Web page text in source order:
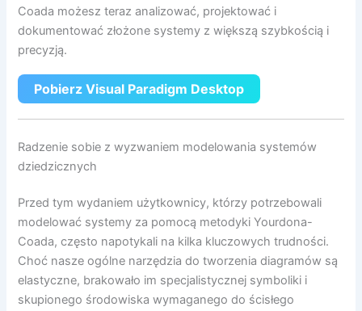
Coada możesz teraz analizować, projektować i
dokumentować złożone systemy z większą szybkością i
precyzją.
Pobierz Visual Paradigm Desktop
Radzenie sobie z wyzwaniem modelowania systemów
dziedzicznych
Przed tym wydaniem użytkownicy, którzy potrzebowali
modelować systemy za pomocą metodyki Yourdona-
Coada, często napotykali na kilka kluczowych trudności.
Choć nasze ogólne narzędzia do tworzenia diagramów są
elastyczne, brakowało im specjalistycznej symboliki i
skupionego środowiska wymaganego do ścisłego